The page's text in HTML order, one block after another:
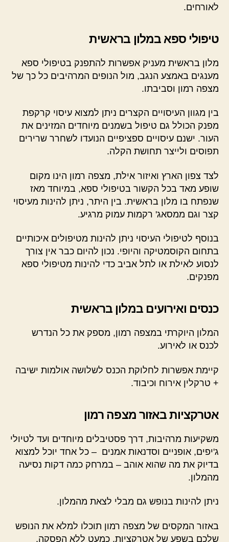
לאורחים.
טיפולי ספא במלון בראשית
מלון בראשית מעניק אפשרות להתפנק בטיפולי ספא
מענגים באמצע הנגב, מול הנופים המרהיבים כל כך של
מצפה רמון וסביבתו.
בין מגוון העיסויים הקצרים ניתן למצוא עיסוי קרקפת
מפנק הכולל גם טיפול בשמנים מיוחדים המזינים את
העור. ישנם עיסויים ספציפיים הנועדו לשחרר שרירים
תפוסים ולייצר תחושת הקלה.
לצד צפון הארץ ואיזור אילת, מצפה רמון הינו מקום
שופע מאד בכל הקשור בטיפולי ספא, במיוחד מאז
שנפתח בו מלון בראשית. בין היתר, ניתן להינות מעיסוי
קצר וגם ממסאג' רקמות עמוק מרגיע.
בנוסף לטיפולי העיסוי ניתן להינות מטיפולים איכותיים
בתחום הקוסמטיקה והיופי. נכון להיום כבר אין צורך
לנסוע לאילת או לתל אביב כדי להינות מטיפולי ספא
מפנקים.
כנסים ואירועים במלון בראשית
המלון היוקרתי במצפה רמון, מספק את כל הנדרש
לכנס או לאירוע.
קיימת אפשרות לחלוקת הכנס לשלושה אולמות ישיבה
+ טרקלין אירוח וכיבוד.
אטרקציות באזור מצפה רמון
משקיעות מרהיבות, דרך פסטיבלים מיוחדים ועד לטיולי
ג'יפים, אופניים וסדנאות אמנים – כל אחד יוכל למצוא
בדיוק את מה שהוא אוהב – במרחק כמה דקות נסיעה
מהמלון.
ניתן להינות בנופש גם מבלי לצאת מהמלון.
באזור המקסים של מצפה רמון תוכלו למלא את הנופש
שלכם בשפע של אטרקציות, כמעט ללא הפסקה.